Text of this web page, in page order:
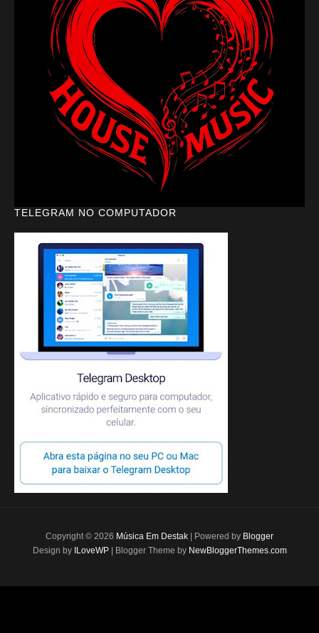
TELEGRAM NO COMPUTADOR
Copyright © 2026 Música Em Destak | Powered by Blogger
Design by ILoveWP| Blogger Theme by NewBloggerThemes.com